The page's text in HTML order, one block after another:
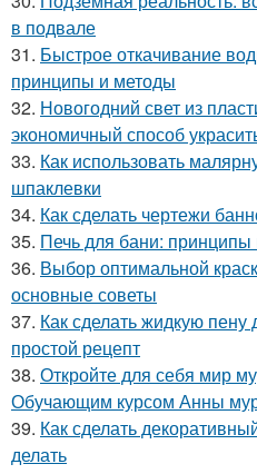
в подвале
31. Быстрое откачивание
принципы и методы
32. Новогодний свет из
экономичный способ
33. Как использовать
шпаклевки
34. Как сделать чертежи
35. Печь для бани: принципы
36. Выбор оптимальной
основные советы
37. Как сделать жидкую
простой рецепт
38. Откройте для себя мир
Обучающим курсом Анны
39. Как сделать
делать